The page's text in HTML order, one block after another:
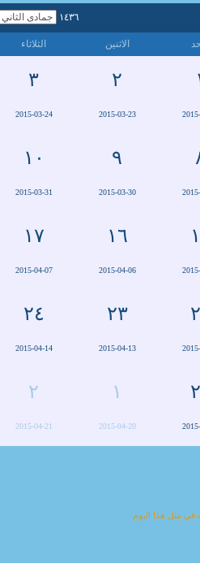
١٤٣٦
الاثنين الثلاثاء
٢
2015-03-23
٣
2015-03-24
٩
2015-03-30
١٠
2015-03-31
١٦
2015-04-06
١٧
2015-04-07
٢٣
2015-04-13
٢٤
2015-04-14
١
2015-04-20
٢
2015-04-21
مثل هذا اليوم